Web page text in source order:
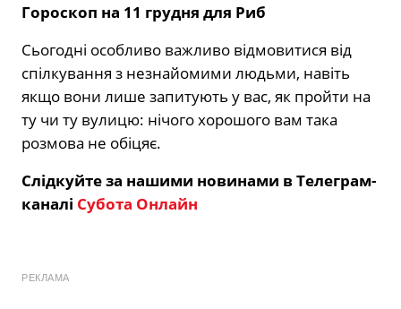
Гороскоп на 11 грудня для Риб
Сьогодні особливо важливо відмовитися від
спілкування з незнайомими людьми, навіть
якщо вони лише запитують у вас, як пройти на
ту чи ту вулицю: нічого хорошого вам така
розмова не обіцяє.
Слідкуйте за нашими новинами в Телеграм-
каналі Субота Онлайн
РЕКЛАМА